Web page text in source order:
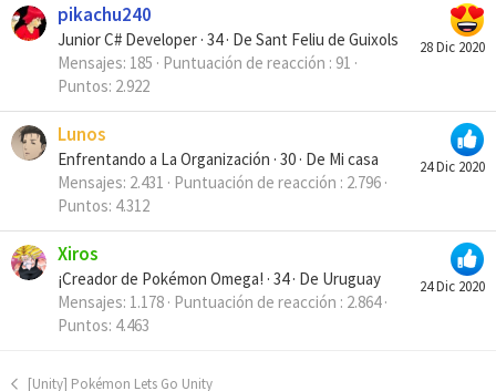
28 Dic 2020
pikachu240
Junior C# Developer · 34· De Sant Feliu de Guixols
Mensajes 185 Puntuación de reacción 91
Puntos 2.922
24 Dic 2020
Lunos
Enfrentando a La Organización · 30 · De Mi casa
Mensajes 2.431 Puntuación de reacción 2.796
Puntos 4.312
24 Dic 2020
Xiros
¡Creador de Pokémon Omega! · 34· De Uruguay
Mensajes 1.178 Puntuación de reacción 2.864
Puntos 4.463
[Unity] Pokémon Lets Go Unity